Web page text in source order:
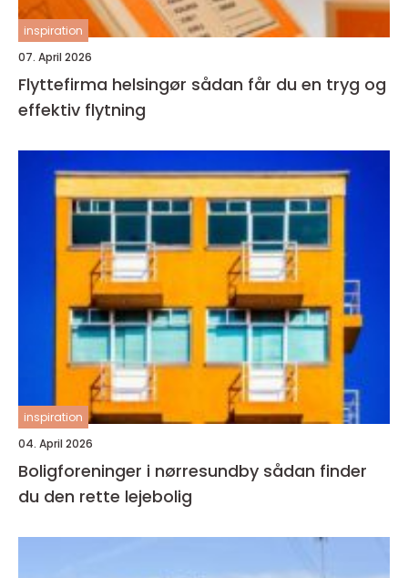
inspiration
07. April 2026
Flyttefirma helsingør sådan får du en tryg og
effektiv flytning
inspiration
04. April 2026
Boligforeninger i nørresundby sådan finder
du den rette lejebolig